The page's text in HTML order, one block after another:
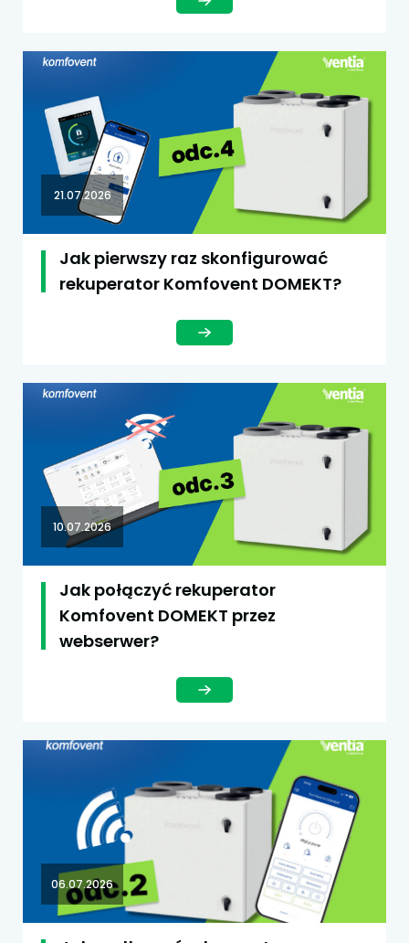
21.07.2026
Jak pierwszy raz skonfigurować
rekuperator Komfovent DOMEKT?
10.07.2026
Jak połączyć rekuperator
Komfovent DOMEKT przez
webserwer?
06.07.2026